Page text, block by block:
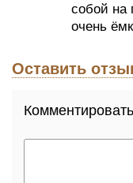
собой на
очень
Оставить